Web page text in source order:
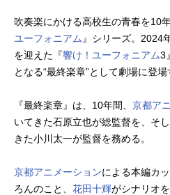
吹奏楽にかける高校生の青春を10
ユーフォニアム』シリーズ。2024
を迎えた『響け！ユーフォニアム3
となる“最終楽章”として劇場に登場
『最終楽章』は、10年間、 京都ア
いてきた石原立也が総監督を、そ
きた小川太一が監督を務める。
京都アニメーションによる本編カ
ろんのこと、 花田十輝がシナリオ